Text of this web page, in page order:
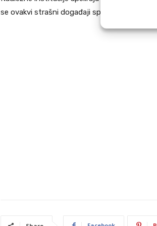
se ovakvi strašni događaji spriječili u